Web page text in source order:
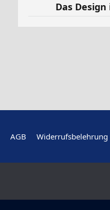
Das
AGB Widerrufsbelehrung